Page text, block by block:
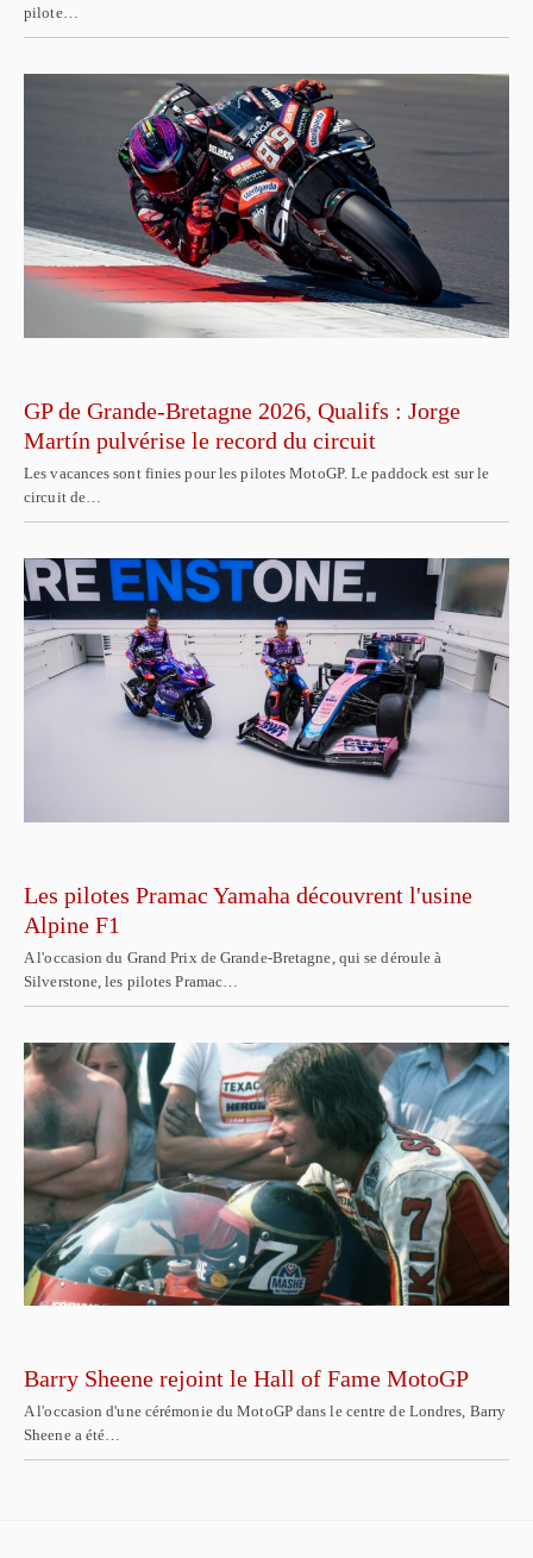
pilote…
GP de Grande-Bretagne 2026, Qualifs : Jorge
Martín pulvérise le record du circuit
Les vacances sont finies pour les pilotes MotoGP. Le paddock est sur le
circuit de…
Les pilotes Pramac Yamaha découvrent l'usine
Alpine F1
A l'occasion du Grand Prix de Grande-Bretagne, qui se déroule à
Silverstone, les pilotes Pramac…
Barry Sheene rejoint le Hall of Fame MotoGP
A l'occasion d'une cérémonie du MotoGP dans le centre de Londres, Barry
Sheene a été…